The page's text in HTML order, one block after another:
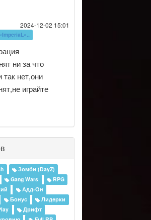
2024-12-02 15:01
ни за что
так нет,они
играйте
Зомби (DayZ)
Gang Wars
RPG
Адд-Он
Бонус
Лидерки
Дрифт